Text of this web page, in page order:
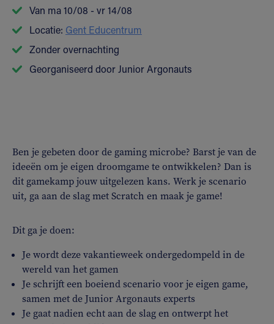
Van ma 10/08 - vr 14/08
Locatie: Gent Educentrum
Zonder overnachting
Georganiseerd door Junior Argonauts
Ben je gebeten door de gaming microbe? Barst je van de
ideeën om je eigen droomgame te ontwikkelen? Dan is
dit gamekamp jouw uitgelezen kans. Werk je scenario
uit, ga aan de slag met Scratch en maak je game!
Dit ga je doen:
Je wordt deze vakantieweek ondergedompeld in de
wereld van het gamen
Je schrijft een boeiend scenario voor je eigen game,
samen met de Junior Argonauts experts
Je gaat nadien echt aan de slag en ontwerpt het